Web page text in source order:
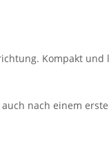
Kompakt und
nach einem